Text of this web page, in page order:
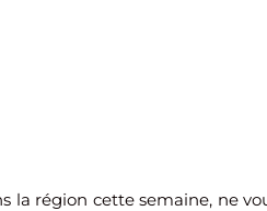
la région cette semaine, ne